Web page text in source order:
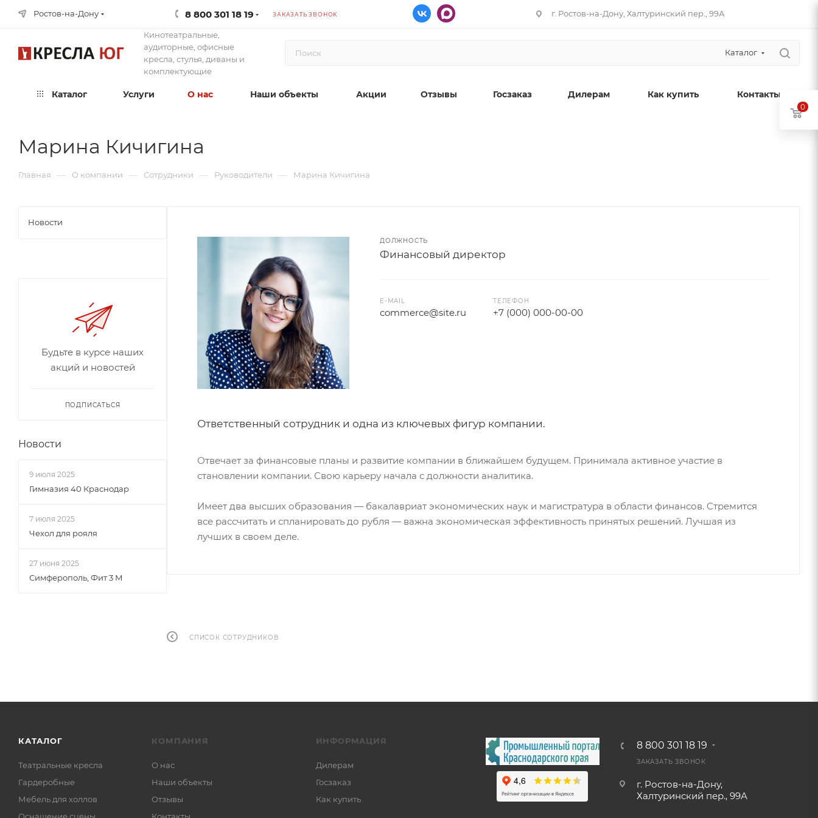
Ростов-на-Дону 8 800 301 18 19 ЗАКАЗАТЬ ЗВОНОК г. Ростов-на-Дону, Халтуринский пер., 99А
Кинотеатральные,
аудиторные, офисные
кресла, стулья, диваны и
комплектующие
Каталог
Каталог Услуги О нас Наши объекты Акции Отзывы Госзаказ Дилерам Как купить Контакты
Марина Кичигина
Главная — О компании — Сотрудники — Руководители — Марина Кичигина
ДОЛЖНОСТЬ
Финансовый директор
E-MAIL
commerce@site.ru
ТЕЛЕФОН
+7 (000) 000-00-00
Ответственный сотрудник и одна из ключевых фигур компании.
Отвечает за финансовые планы и развитие компании в ближайшем будущем. Принимала активное участие в
становлении компании. Свою карьеру начала с должности аналитика.
Имеет два высших образования — бакалавриат экономических наук и магистратура в области финансов. Стремится
все рассчитать и спланировать до рубля — важна экономическая эффективность принятых решений. Лучшая из
лучших в своем деле.
СПИСОК СОТРУДНИКОВ
Новости
Будьте в курсе наших
акций и новостей
ПОДПИСАТЬСЯ
Новости
9 июля 2025
Гимназия 40 Краснодар
7 июля 2025
Чехол для рояля
27 июня 2025
Симферополь, Фит 3 М
КАТАЛОГ
Театральные кресла
Гардеробные
Мебель для холлов
КОМПАНИЯ
О нас
Наши объекты
Отзывы
ИНФОРМАЦИЯ
Дилерам
Госзаказ
Как купить
8 800 301 18 19
ЗАКАЗАТЬ ЗВОНОК
г. Ростов-на-Дону,
Халтуринский пер., 99А
0